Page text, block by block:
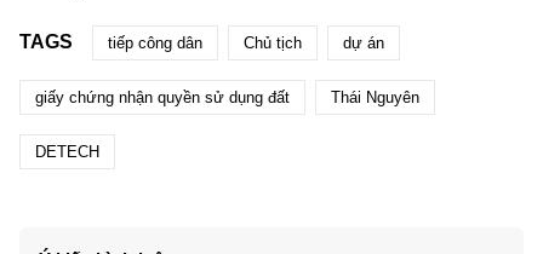
TAGS tiếp công dân Chủ tịch dự án
giấy chứng nhận quyền sử dụng đất Thái Nguyên
DETECH